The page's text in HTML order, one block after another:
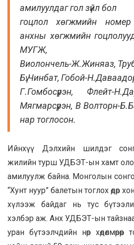
амилуулдаг гол зүйл бол
гоцлол хөгжмийн номер
анхны хөгжмийн
МУГЖ,
Виолончель-Ж.Жиняаз,
Бү.Чинбат, Гобой-
Г.Гомбосүрэн, Флейт-
Мягмарсүрэн, В Волторн-
нар тоглосон.
Ийнхүү Дэлхийн шилдэг
жилийн турш УДБЭТ-ын хамт олон
амилуулж байна. Монголын
“Хунт нуур” балетын тоглох өдөр
хүлээж байдаг нь тус
хэлбэр аж. Анх УДБЭТ-ын
уран бүтээлчдийн нөр